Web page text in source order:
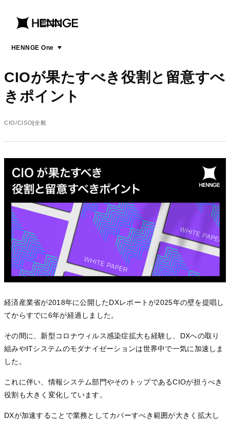
menu
open
HENNGE Onemenu
CIOが果たすべき役割と留意すべ
きポイント
CIO/CISO 全般
経済産業省が2018年に公開したDXレポートが2025年の壁を提唱し
てからすでに6年が経過しました。
その間に、新型コロナウィルス感染症拡大も経験し、DXへの取り
組みやITシステムのモダナイゼーションは世界中で一気に加速しま
した。
これに伴い、情報システム部門やそのトップであるCIOが担うべき
役割も大きく変化しています。
DXが加速することで業務としてカバーすべき範囲が大きく拡大し